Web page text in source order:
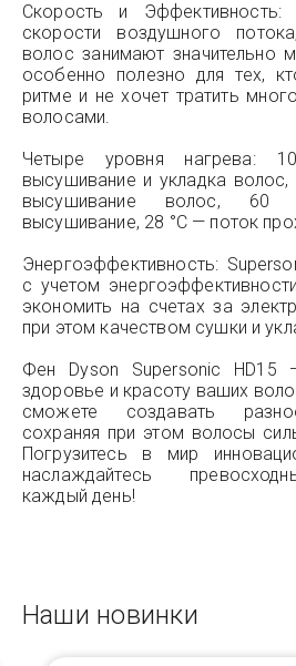
Скорость и Эффективность:
скорости воздушного
волос занимают значительно
особенно полезно для тех,
ритме и не хочет тратить
волосами.
Четыре уровня нагрева:
высушивание и укладка волос,
высушивание волос,
высушивание, 28 °C — поток
Энергоэффективность:
с учетом
экономить на счетах за
при этом качеством сушки и
Фен Dyson Supersonic HD15
здоровье и красоту ваших
сможете создавать
сохраняя при этом волосы
Погрузитесь в мир
наслаждайтесь
каждый день!
Наши новинки